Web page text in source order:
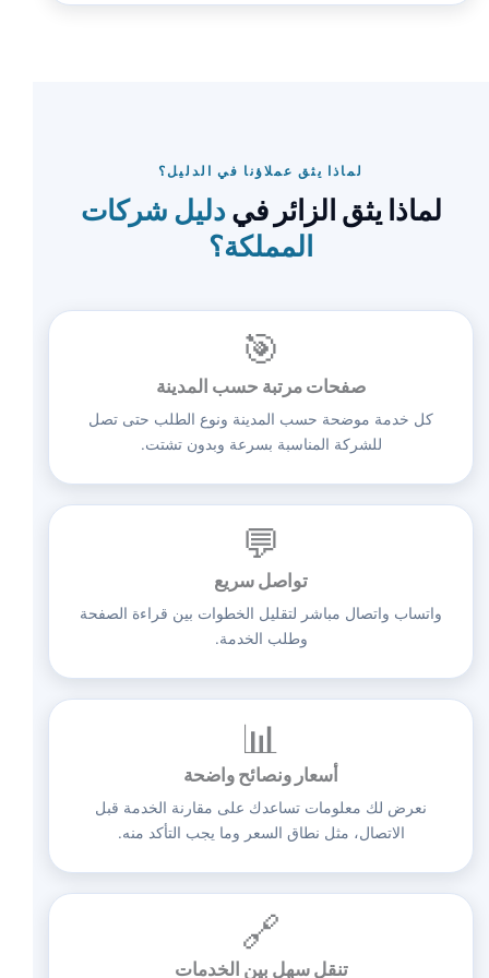
لماذا يثق عملاؤنا في الدليل؟
لماذا يثق الزائر فيدليل شركات
المملكة؟
🎯
صفحات مرتبة حسب المدينة
كل خدمة موضحة حسب المدينة ونوع الطلب حتى تصل
للشركة المناسبة بسرعة وبدون تشتت.
💬
تواصل سريع
واتساب واتصال مباشر لتقليل الخطوات بين قراءة الصفحة
وطلب الخدمة.
📊
أسعار ونصائح واضحة
نعرض لك معلومات تساعدك على مقارنة الخدمة قبل
الاتصال، مثل نطاق السعر وما يجب التأكد منه.
🔗
تنقل سهل بين الخدمات